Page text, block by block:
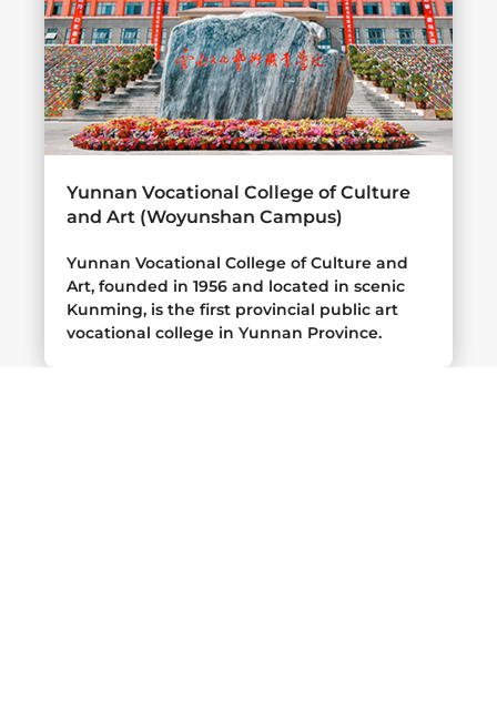
Yunnan Vocational College of Culture
and Art (Woyunshan Campus)
Yunnan Vocational College of Culture and
Art, founded in 1956 and located in scenic
Kunming, is the first provincial public art
vocational college in Yunnan Province.